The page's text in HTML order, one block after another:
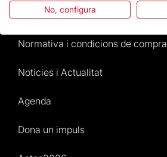
Atenció al Visitant
Normativa i condicions de compra
Notícies i Actualitat
Agenda
Dona un impuls
No, configura